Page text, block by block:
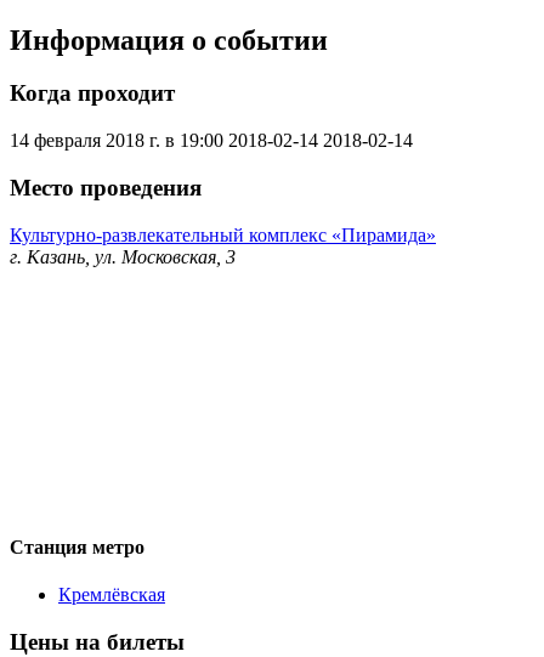
Информация о событии
Когда проходит
14 февраля 2018 г. в 19:00 2018-02-14 2018-02-14
Место проведения
Культурно-развлекательный комплекс «Пирамида»
г. Казань, ул. Московская, 3
Станция метро
Кремлёвская
Цены на билеты